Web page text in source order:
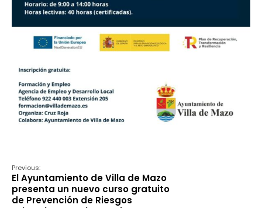
Previous:
El Ayuntamiento de Villa de Mazo
presenta un nuevo curso gratuito
de Prevención de Riesgos